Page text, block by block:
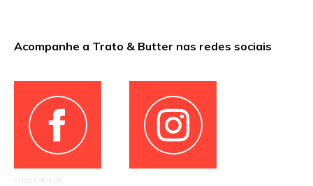
Acompanhe a Trato & Butter nas redes sociais
PUBLICIDADE